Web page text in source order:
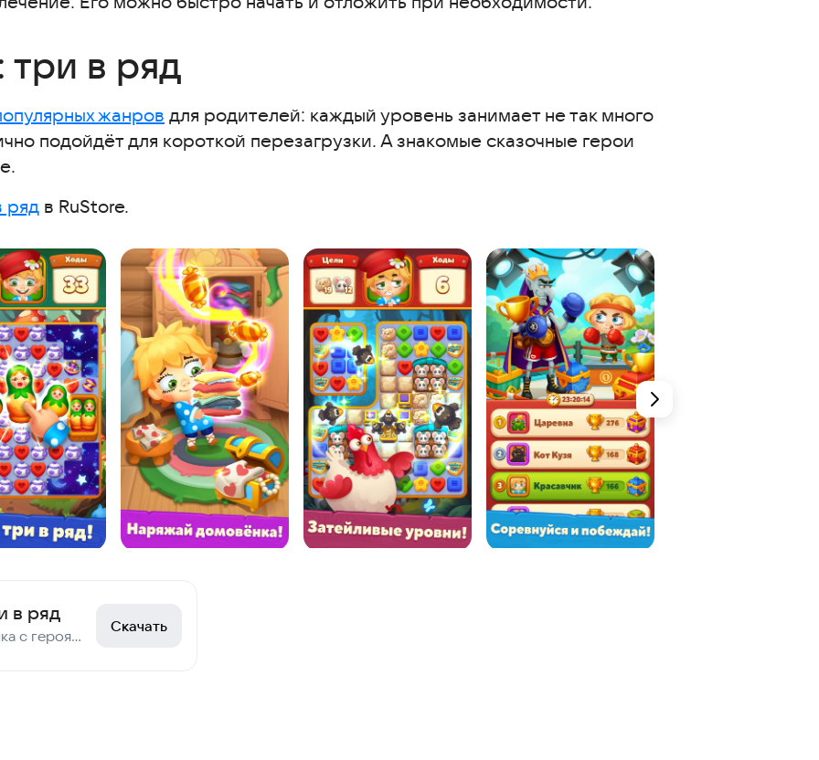
с ребёнком
для детей 3-4 лет
родителей
в ряд
жанров для родителей: каждый уровень занимает не так много
подойдёт для короткой перезагрузки. А знакомые сказочные герои
ряд в RuStore.
в ряд
Три-в-ряд головоломка с героями сказок! Бесплатная игра без интернета и рекламы!
Скачать